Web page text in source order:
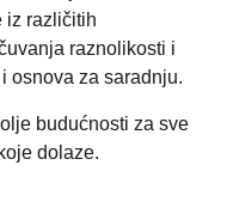
iz različitih
raznolikosti i
osnova za saradnju.
budućnosti za sve
dolaze.